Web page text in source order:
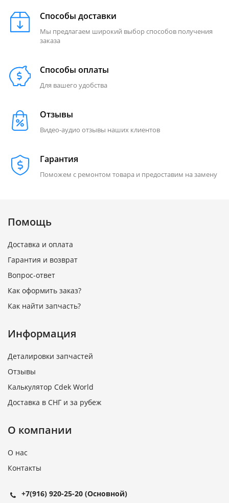
Способы доставки
Мы предлагаем широкий выбор способов получения
заказа
Способы оплаты
Для вашего удобства
Отзывы
Видео-аудио отзывы наших клиентов
Гарантия
Поможем с ремонтом товара и предоставим на замену
Помощь
Доставка и оплата
Гарантия и возврат
Вопрос-ответ
Как оформить заказ?
Как найти запчасть?
Информация
Деталировки запчастей
Отзывы
Калькулятор Cdek World
Доставка в СНГ и за рубеж
О компании
О нас
Контакты
+7(916) 920-25-20 (Основной)